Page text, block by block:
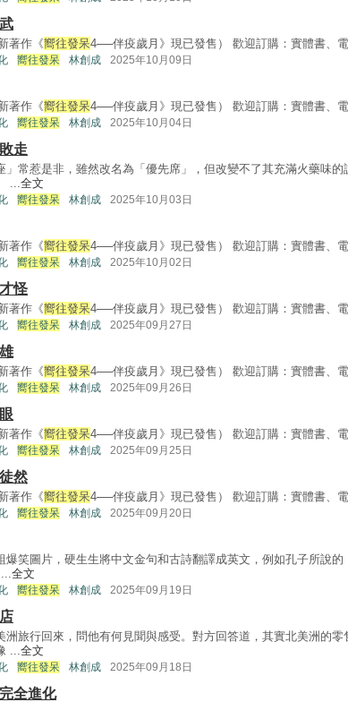
著作《嚮往發呆4──伴疫歲月》現已發售） 歡迎訂購：實體書、
嚮往發呆 林創成 2025年10月09日
著作《嚮往發呆4──伴疫歲月》現已發售） 歡迎訂購：實體書、
嚮往發呆 林創成 2025年10月04日
走
」常惹是非，雖然改名為「優先席」，但改變不了其充滿火藥味
...全文
嚮往發呆 林創成 2025年10月03日
著作《嚮往發呆4──伴疫歲月》現已發售） 歡迎訂購：實體書、
嚮往發呆 林創成 2025年10月02日
怪
著作《嚮往發呆4──伴疫歲月》現已發售） 歡迎訂購：實體書、
嚮往發呆 林創成 2025年09月27日
著作《嚮往發呆4──伴疫歲月》現已發售） 歡迎訂購：實體書、
嚮往發呆 林創成 2025年09月26日
著作《嚮往發呆4──伴疫歲月》現已發售） 歡迎訂購：實體書、
嚮往發呆 林創成 2025年09月25日
然
著作《嚮往發呆4──伴疫歲月》現已發售） 歡迎訂購：實體書、
嚮往發呆 林創成 2025年09月20日
爆笑圖片，硬生生將中文金句和古詩翻譯成英文，例如孔子所說的
全文
嚮往發呆 林創成 2025年09月19日
洲旅行回來，問他有何見聞與感受。對方回答道，其實北美洲的零
...全文
嚮往發呆 林創成 2025年09月18日
全進化